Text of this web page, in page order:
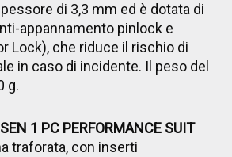
di 3,3 mm ed è dotata di
appannamento pinlock e
Lock), che riduce il rischio di
in caso di incidente. Il peso del
g.
1 PC PERFORMANCE SUIT
traforata, con inserti